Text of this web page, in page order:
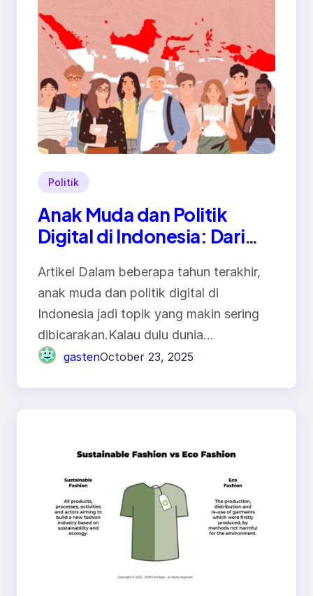
Politik
Anak Muda dan Politik
Digital di Indonesia: Dari
Demokrasi
Artikel Dalam beberapa tahun terakhir,
anak muda dan politik digital di
Indonesia jadi topik yang makin sering
dibicarakan.Kalau dulu dunia…
gastenOctober 23, 2025